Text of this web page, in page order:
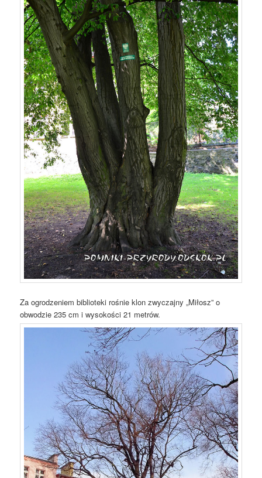
Za ogrodzeniem biblioteki rośnie klon zwyczajny „Miłosz” o
obwodzie 235 cm i wysokości 21 metrów.